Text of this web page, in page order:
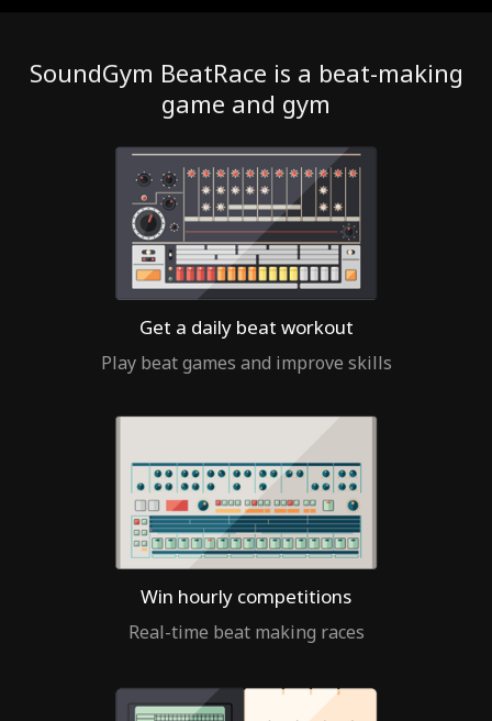
SoundGym BeatRace is a beat-making
game and gym
Get a daily beat workout
Play beat games and improve skills
Win hourly competitions
Real-time beat making races